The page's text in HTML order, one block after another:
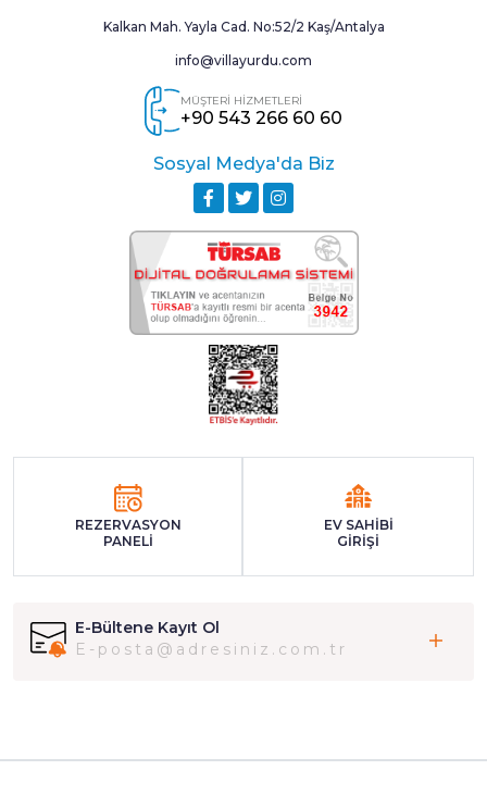
REZERVASYON
PANELİ
EV SAHİBİ
GİRİŞİ
Kalkan Mah. Yayla Cad. No:52/2 Kaş/Antalya
info@villayurdu.com
MÜŞTERİ HİZMETLERİ
+90 543 266 60 60
Sosyal Medya'da Biz
E-Bültene Kayıt Ol